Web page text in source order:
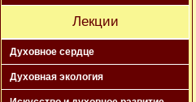
Лекции
Духовное сердце
Духовная экология